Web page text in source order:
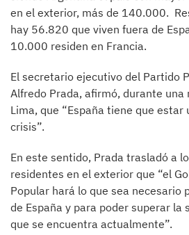
en el exterior, más de 140.000.
hay 56.820 que viven fuera de
10.000 residen en Francia.
El secretario ejecutivo del Partido
Alfredo Prada, afirmó, durante una
Lima, que “España tiene que estar
crisis”.
En este sentido, Prada trasladó a
residentes en el exterior que “el
Popular hará lo que sea necesario
de España y para poder superar la
que se encuentra actualmente”.